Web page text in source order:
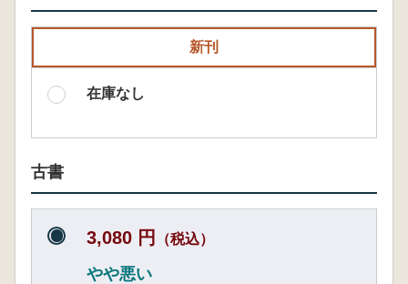
新刊
在庫なし
古書
3,080 円 （税込）
やや悪い